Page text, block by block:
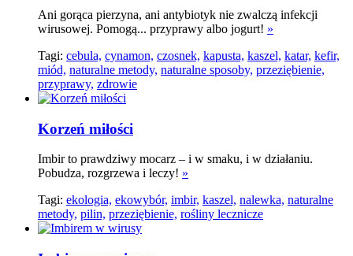
Ani gorąca pierzyna, ani antybiotyk nie zwalczą infekcji
wirusowej. Pomogą... przyprawy albo jogurt! »
Tagi: cebula, cynamon, czosnek, kapusta, kaszel, katar, kefir,
miód, naturalne metody, naturalne sposoby, przeziębienie,
przyprawy, zdrowie
Korzeń miłości
Imbir to prawdziwy mocarz – i w smaku, i w działaniu.
Pobudza, rozgrzewa i leczy! »
Tagi: ekologia, ekowybór, imbir, kaszel, nalewka, naturalne
metody, pilin, przeziębienie, rośliny lecznicze